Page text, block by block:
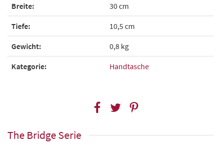
Breite: 30 cm
Tiefe: 10,5 cm
Gewicht: 0,8 kg
Kategorie: Handtasche
The Bridge Serie